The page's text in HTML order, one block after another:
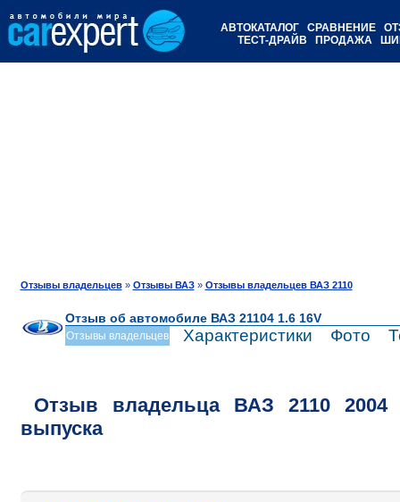
АВТОКАТАЛОГ СРАВНЕНИЕ
ТЕСТ-ДРАЙВ
ПРОДАЖА
Отзывы владельцев» Отзывы ВАЗ» Отзывы владельцев ВАЗ 2110
Отзыв об автомобиле ВАЗ 21104 1.6 16V
Отзывы владельцев Характеристики Фото
Отзыв владельца ВАЗ 2110
2004
выпуска